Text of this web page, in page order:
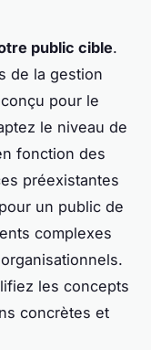
public cible.
de la gestion
pour le
le niveau de
fonction des
préexistantes
un public de
complexes
les concepts
concrètes et